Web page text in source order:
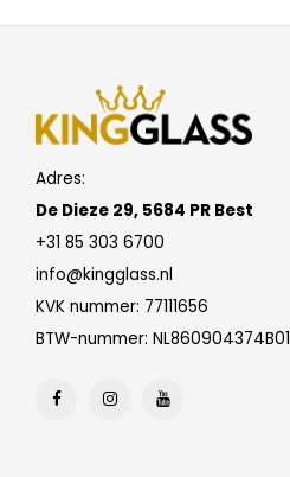
Adres:
De Dieze 29, 5684 PR Best
+31 85 303 6700
info@kingglass.nl
KVK nummer: 77111656
BTW-nummer: NL860904374B01